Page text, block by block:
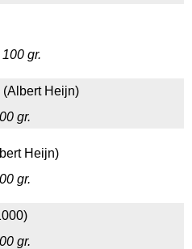
gr.
Heijn)
gr.
Heijn)
gr.
gr.